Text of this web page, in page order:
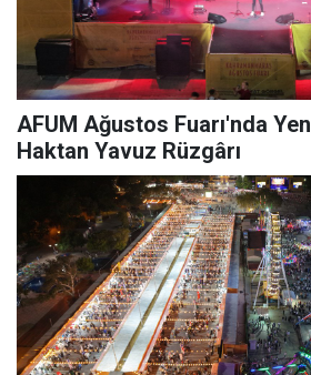
AFUM Ağustos Fuarı'nda
Haktan Yavuz Rüzgârı